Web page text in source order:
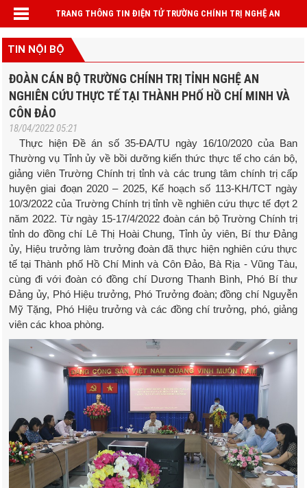
TRANG THÔNG TIN ĐIỆN TỬ TRƯỜNG CHÍNH TRỊ NGHỆ AN
TIN NỘI BỘ
ĐOÀN CÁN BỘ TRƯỜNG CHÍNH TRỊ TỈNH NGHỆ AN
NGHIÊN CỨU THỰC TẾ TẠI THÀNH PHỐ HỒ CHÍ MINH VÀ
CÔN ĐẢO
18/04/2022 05:21
Thực hiện Đề án số 35-ĐA/TU ngày 16/10/2020 của Ban
Thường vụ Tỉnh ủy về bồi dưỡng kiến thức thực tế cho cán bộ,
giảng viên Trường Chính trị tỉnh và các trung tâm chính trị cấp
huyện giai đoạn 2020 – 2025, Kế hoạch số 113-KH/TCT ngày
10/3/2022 của Trường Chính trị tỉnh về nghiên cứu thực tế đợt 2
năm 2022. Từ ngày 15-17/4/2022 đoàn cán bộ Trường Chính trị
tỉnh do đồng chí Lê Thị Hoài Chung, Tỉnh ủy viên, Bí thư Đảng
ủy, Hiệu trưởng làm trưởng đoàn đã thực hiện nghiên cứu thực
tế tại Thành phố Hồ Chí Minh và Côn Đảo, Bà Rịa - Vũng Tàu,
cùng đi với đoàn có đồng chí Dương Thanh Bình, Phó Bí thư
Đảng ủy, Phó Hiệu trưởng, Phó Trưởng đoàn; đồng chí Nguyễn
Mỹ Tặng, Phó Hiệu trưởng và các đồng chí trưởng, phó, giảng
viên các khoa phòng.